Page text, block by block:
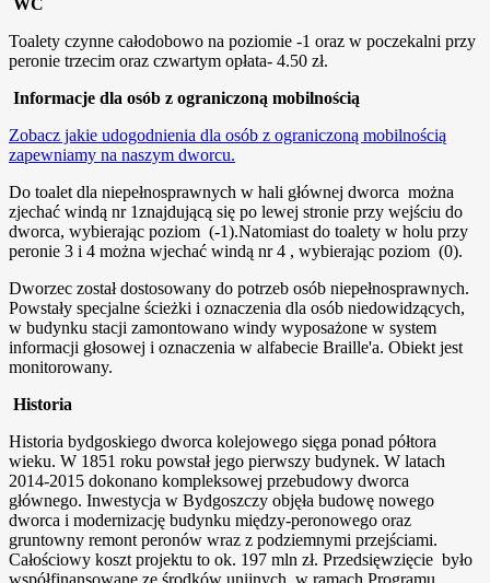
Toalety czynne całodobowo na poziomie -1 oraz w poczekalni przy
peronie trzecim oraz czwartym opłata- 4.50 zł.
Informacje dla osób z ograniczoną mobilnością
Zobacz jakie udogodnienia dla osób z ograniczoną mobilnością
zapewniamy na naszym dworcu.
Do toalet dla niepełnosprawnych w hali głównej dworca można
zjechać windą nr 1znajdującą się po lewej stronie przy wejściu do
dworca, wybierając poziom (-1).Natomiast do toalety w holu przy
peronie 3 i 4 można wjechać windą nr 4 , wybierając poziom (0).
Dworzec został dostosowany do potrzeb osób niepełnosprawnych.
Powstały specjalne ścieżki i oznaczenia dla osób niedowidzących,
w budynku stacji zamontowano windy wyposażone w system
informacji głosowej i oznaczenia w alfabecie Braille'a. Obiekt jest
monitorowany.
Historia
Historia bydgoskiego dworca kolejowego sięga ponad półtora
wieku. W 1851 roku powstał jego pierwszy budynek. W latach
2014-2015 dokonano kompleksowej przebudowy dworca
głównego. Inwestycja w Bydgoszczy objęła budowę nowego
dworca i modernizację budynku między-peronowego oraz
gruntowny remont peronów wraz z podziemnymi przejściami.
Całościowy koszt projektu to ok. 197 mln zł. Przedsięwzięcie było
współfinansowane ze środków unijnych, w ramach Programu